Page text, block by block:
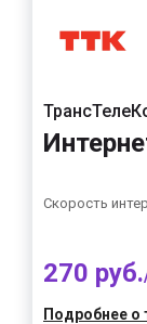
Скорость
270 руб.
Подробнее о